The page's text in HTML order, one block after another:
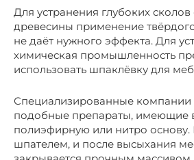
Для устранения глубоких сколов
древесины применение
не даёт нужного эффекта. Для
химическая промышленность
использовать шпаклёвку для
Специализированные компании
подобные препараты, имеющие
полиэфирную или нитро основу.
шпателем, и после высыхания